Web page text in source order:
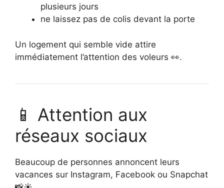
plusieurs jours
ne laissez pas de colis devant la porte
Un logement qui semble vide attire
immédiatement l’attention des voleurs 👀.
📱 Attention aux
réseaux sociaux
Beaucoup de personnes annoncent leurs
vacances sur Instagram, Facebook ou Snapchat